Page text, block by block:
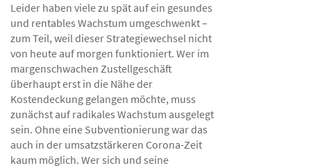
Leider haben viele zu spät auf ein gesundes
und rentables Wachstum umgeschwenkt –
zum Teil, weil dieser Strategiewechsel nicht
von heute auf morgen funktioniert. Wer im
margenschwachen Zustellgeschäft
überhaupt erst in die Nähe der
Kostendeckung gelangen möchte, muss
zunächst auf radikales Wachstum ausgelegt
sein. Ohne eine Subventionierung war das
auch in der umsatzstärkeren Corona-Zeit
kaum möglich. Wer sich und seine